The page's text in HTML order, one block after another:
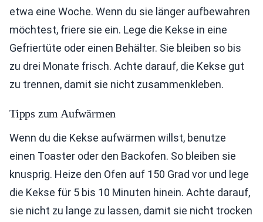
etwa eine Woche. Wenn du sie länger aufbewahren
möchtest, friere sie ein. Lege die Kekse in eine
Gefriertüte oder einen Behälter. Sie bleiben so bis
zu drei Monate frisch. Achte darauf, die Kekse gut
zu trennen, damit sie nicht zusammenkleben.
Tipps zum Aufwärmen
Wenn du die Kekse aufwärmen willst, benutze
einen Toaster oder den Backofen. So bleiben sie
knusprig. Heize den Ofen auf 150 Grad vor und lege
die Kekse für 5 bis 10 Minuten hinein. Achte darauf,
sie nicht zu lange zu lassen, damit sie nicht trocken